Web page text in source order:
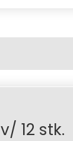
v/ 12 stk.